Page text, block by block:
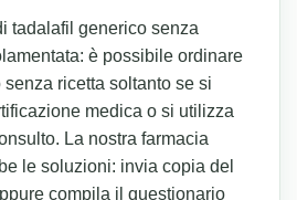
tadalafil generico senza
è possibile ordinare
ricetta soltanto se si
medica o si utilizza
La nostra farmacia
le soluzioni: invia copia del
compila il questionario